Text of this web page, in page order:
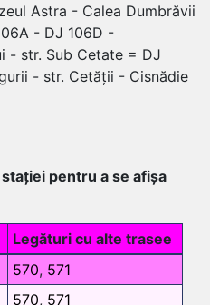
Astra - Calea Dumbrăvii
- DJ 106D -
- str. Sub Cetate = DJ
- str. Cetății - Cisnădie
pentru a se afișa
Legături cu alte trasee
570, 571
570, 571